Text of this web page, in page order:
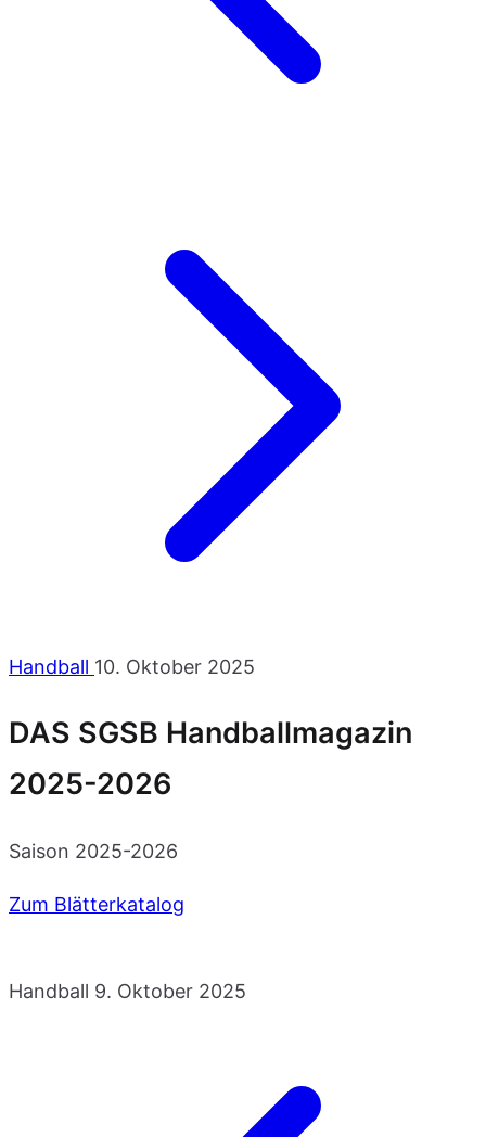
Handball 10. Oktober 2025
DAS SGSB Handballmagazin
2025-2026
Saison 2025-2026
Zum Blätterkatalog
Handball 9. Oktober 2025